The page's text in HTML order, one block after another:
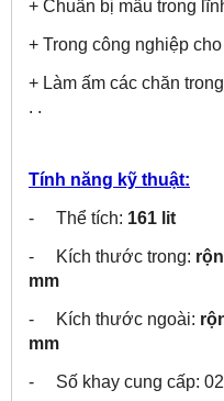
+ Chuẩn bị mẫu trong
+ Trong công nghiệp
+ Làm ấm các chăn
. .
Tính năng kỹ thuật:
- Thể tích: 161 lit
- Kích thước trong:
mm
- Kích thước ngoài:
mm
- Số khay cung